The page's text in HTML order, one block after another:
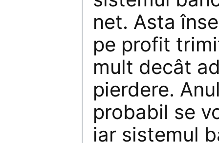
net. Asta
pe profit
mult decât
pierdere.
probabil se
iar sistemul